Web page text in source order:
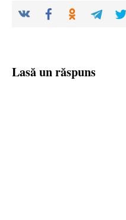
Lasă un răspuns